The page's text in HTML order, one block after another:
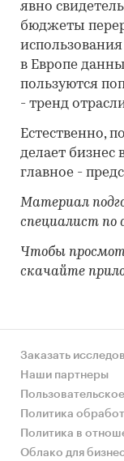
явно
бюджеты
в Европе
пользуются
- тренд
Естественно,
делает бизнес
главное -
Материал
специалист
Чтобы
скачайте
Заказать
Наши партнеры
Политика
Политика в
Облако для